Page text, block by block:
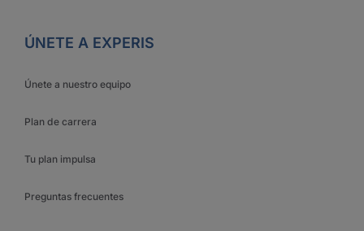
ÚNETE A EXPERIS
Únete a nuestro equipo
Plan de carrera
Tu plan impulsa
Preguntas frecuentes